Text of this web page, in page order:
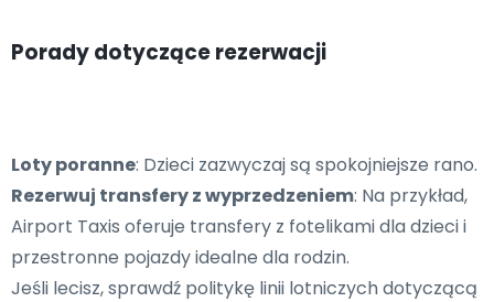
Porady dotyczące rezerwacji
Loty poranne: Dzieci zazwyczaj są spokojniejsze rano.
Rezerwuj transfery z wyprzedzeniem: Na przykład,
Airport Taxis oferuje transfery z fotelikami dla dzieci i
przestronne pojazdy idealne dla rodzin.
Jeśli lecisz, sprawdź politykę linii lotniczych dotyczącą